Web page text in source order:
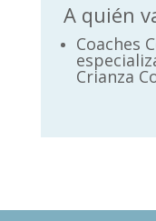
A quién
Coaches
Crianza